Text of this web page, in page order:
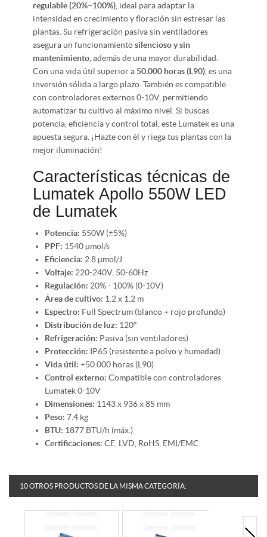
regulable (20%–100%) , ideal para adaptar la
intensidad en crecimiento y floración sin estresar las
plantas. Su refrigeración pasiva sin ventiladores
asegura un funcionamientosilencioso y sin
mantenimiento , además de una mayor durabilidad.
Con una vida útil superior a50.000 horas (L90) , es una
inversión sólida a largo plazo. También es compatible
con controladores externos 0-10V, permitiendo
automatizar tu cultivo al máximo nivel. Si buscas
potencia, eficiencia y control total, este Lumatek es una
apuesta segura. ¡Hazte con él y riega tus plantas con la
mejor iluminación!
Características técnicas de
Lumatek Apollo 550W LED
de Lumatek
Potencia: 550W (±5%)
PPF: 1540 µmol/s
Eficiencia: 2.8 µmol/J
Voltaje: 220-240V, 50-60Hz
Regulación: 20% - 100% (0-10V)
Área de cultivo: 1.2 x 1.2 m
Espectro: Full Spectrum (blanco + rojo profundo)
Distribución de luz: 120º
Refrigeración: Pasiva (sin ventiladores)
Protección: IP65 (resistente a polvo y humedad)
Vida útil: +50.000 horas (L90)
Control externo: Compatible con controladores
Lumatek 0-10V
Dimensiones: 1143 x 936 x 85 mm
Peso: 7.4 kg
BTU: 1877 BTU/h (máx.)
Certificaciones: CE, LVD, RoHS, EMI/EMC
10 OTROS PRODUCTOS DE LA MISMA CATEGORÍA: